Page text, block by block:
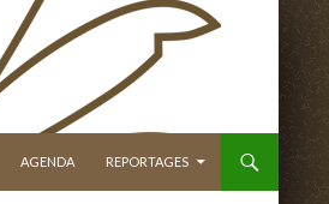
AGENDA REPORTAGES